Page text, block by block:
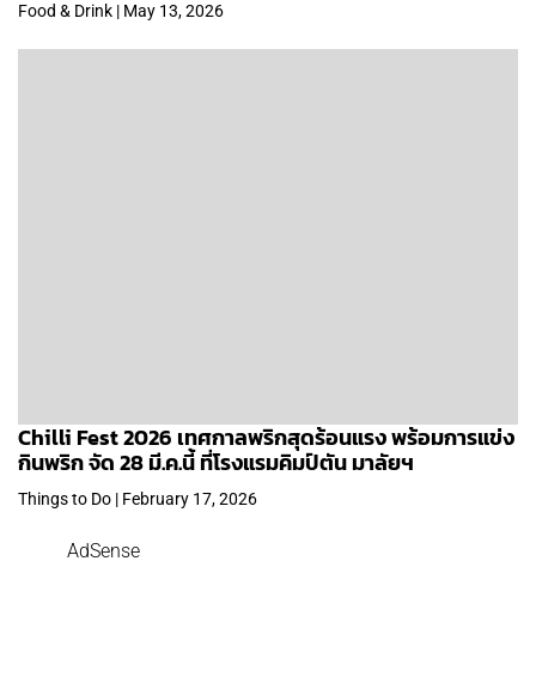
Food & Drink | May 13, 2026
Chilli Fest 2026 เทศกาลพริกสุดร้อนแรง พร้อมการแข่ง
กินพริก จัด 28 มี.ค.นี้ ที่โรงแรมคิมป์ตัน มาลัยฯ
Things to Do | February 17, 2026
AdSense